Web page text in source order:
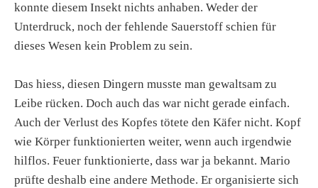
konnte diesem Insekt nichts anhaben. Weder der
Unterdruck, noch der fehlende Sauerstoff schien für
dieses Wesen kein Problem zu sein.
Das hiess, diesen Dingern musste man gewaltsam zu
Leibe rücken. Doch auch das war nicht gerade einfach.
Auch der Verlust des Kopfes tötete den Käfer nicht. Kopf
wie Körper funktionierten weiter, wenn auch irgendwie
hilflos. Feuer funktionierte, dass war ja bekannt. Mario
prüfte deshalb eine andere Methode. Er organisierte sich